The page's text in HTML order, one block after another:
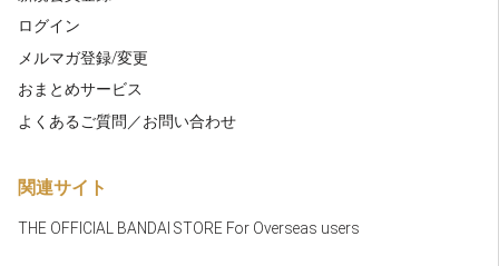
ログイン
メルマガ登録/変更
おまとめサービス
よくあるご質問／お問い合わせ
関連サイト
THE OFFICIAL BANDAI STORE For Overseas users